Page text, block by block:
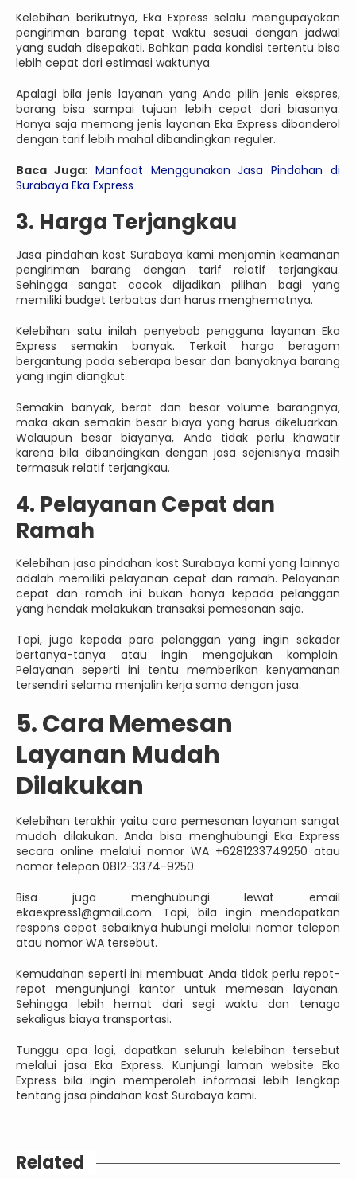
Kelebihan berikutnya, Eka Express selalu mengupayakan
pengiriman barang tepat waktu sesuai dengan jadwal
yang sudah disepakati. Bahkan pada kondisi tertentu bisa
lebih cepat dari estimasi waktunya.
Apalagi bila jenis layanan yang Anda pilih jenis ekspres,
barang bisa sampai tujuan lebih cepat dari biasanya.
Hanya saja memang jenis layanan Eka Express dibanderol
dengan tarif lebih mahal dibandingkan reguler.
Baca Juga: Manfaat Menggunakan Jasa Pindahan di
Surabaya Eka Express
3. Harga Terjangkau
Jasa pindahan kost Surabaya kami menjamin keamanan
pengiriman barang dengan tarif relatif terjangkau.
Sehingga sangat cocok dijadikan pilihan bagi yang
memiliki budget terbatas dan harus menghematnya.
Kelebihan satu inilah penyebab pengguna layanan Eka
Express semakin banyak. Terkait harga beragam
bergantung pada seberapa besar dan banyaknya barang
yang ingin diangkut.
Semakin banyak, berat dan besar volume barangnya,
maka akan semakin besar biaya yang harus dikeluarkan.
Walaupun besar biayanya, Anda tidak perlu khawatir
karena bila dibandingkan dengan jasa sejenisnya masih
termasuk relatif terjangkau.
4. Pelayanan Cepat dan
Ramah
Kelebihan jasa pindahan kost Surabaya kami yang lainnya
adalah memiliki pelayanan cepat dan ramah. Pelayanan
cepat dan ramah ini bukan hanya kepada pelanggan
yang hendak melakukan transaksi pemesanan saja.
Tapi, juga kepada para pelanggan yang ingin sekadar
bertanya-tanya atau ingin mengajukan komplain.
Pelayanan seperti ini tentu memberikan kenyamanan
tersendiri selama menjalin kerja sama dengan jasa.
5. Cara Memesan
Layanan Mudah
Dilakukan
Kelebihan terakhir yaitu cara pemesanan layanan sangat
mudah dilakukan. Anda bisa menghubungi Eka Express
secara online melalui nomor WA +6281233749250 atau
nomor telepon 0812-3374-9250.
Bisa juga menghubungi lewat email
ekaexpress1@gmail.com. Tapi, bila ingin mendapatkan
respons cepat sebaiknya hubungi melalui nomor telepon
atau nomor WA tersebut.
Kemudahan seperti ini membuat Anda tidak perlu repot-
repot mengunjungi kantor untuk memesan layanan.
Sehingga lebih hemat dari segi waktu dan tenaga
sekaligus biaya transportasi.
Tunggu apa lagi, dapatkan seluruh kelebihan tersebut
melalui jasa Eka Express. Kunjungi laman website Eka
Express bila ingin memperoleh informasi lebih lengkap
tentang jasa pindahan kost Surabaya kami.
Related